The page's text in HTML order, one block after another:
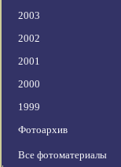
2003
2002
2001
2000
1999
Фотоархив
Все фотоматериалы